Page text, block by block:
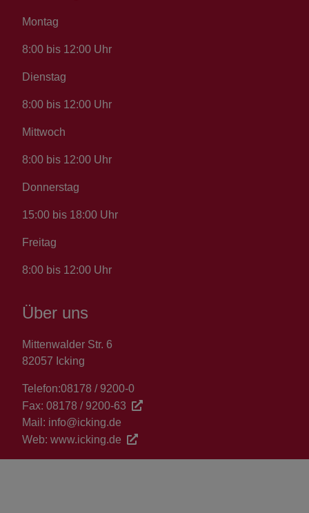
Montag
8:00 bis 12:00 Uhr
Dienstag
8:00 bis 12:00 Uhr
Mittwoch
8:00 bis 12:00 Uhr
Donnerstag
15:00 bis 18:00 Uhr
Freitag
8:00 bis 12:00 Uhr
Über uns
Mittenwalder Str. 6
82057 Icking
Telefon:08178 / 9200-0
Fax: 08178 / 9200-63
Mail: info@icking.de
Web: www.icking.de